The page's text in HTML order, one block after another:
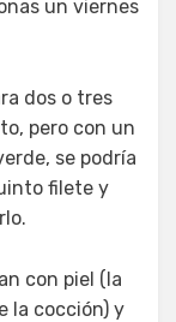
un viernes
dos o tres
pero con un
se podría
filete y
con piel (la
la cocción) y